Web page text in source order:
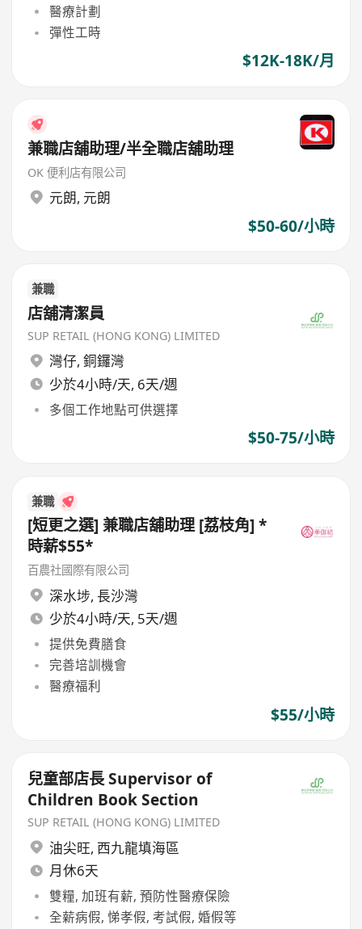
醫療計劃
彈性工時
$12K-18K/月
兼職店舖助理/半全職店舖助理
OK 便利店有限公司
元朗, 元朗
$50-60/小時
兼職
店舖清潔員
SUP RETAIL (HONG KONG) LIMITED
灣仔, 銅鑼灣
少於4小時/天, 6天/週
多個工作地點可供選擇
$50-75/小時
兼職
[短更之選] 兼職店舖助理 [荔枝角] *
時薪$55*
百農社國際有限公司
深水埗, 長沙灣
少於4小時/天, 5天/週
提供免費膳食
完善培訓機會
醫療福利
$55/小時
兒童部店長 Supervisor of
Children Book Section
SUP RETAIL (HONG KONG) LIMITED
油尖旺, 西九龍填海區
月休6天
雙糧, 加班有薪, 預防性醫療保險
全薪病假, 悌孝假, 考試假, 婚假等